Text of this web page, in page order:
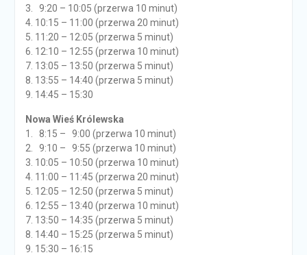
3. 9:20 – 10:05 (przerwa 10 minut)
4. 10:15 – 11:00 (przerwa 20 minut)
5. 11:20 – 12:05 (przerwa 5 minut)
6. 12:10 – 12:55 (przerwa 10 minut)
7. 13:05 – 13:50 (przerwa 5 minut)
8. 13:55 – 14:40 (przerwa 5 minut)
9. 14:45 – 15:30
Nowa Wieś Królewska
1. 8:15 – 9:00 (przerwa 10 minut)
2. 9:10 – 9:55 (przerwa 10 minut)
3. 10:05 – 10:50 (przerwa 10 minut)
4. 11:00 – 11:45 (przerwa 20 minut)
5. 12:05 – 12:50 (przerwa 5 minut)
6. 12:55 – 13:40 (przerwa 10 minut)
7. 13:50 – 14:35 (przerwa 5 minut)
8. 14:40 – 15:25 (przerwa 5 minut)
9. 15:30 – 16:15